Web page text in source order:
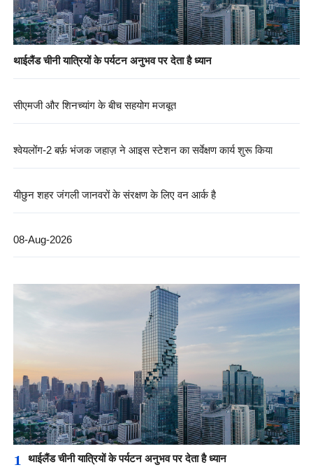
थाईलैंड चीनी यात्रियों के पर्यटन अनुभव पर देता है ध्यान
सीएमजी और शिनच्यांग के बीच सहयोग मजबूत
श्वेयलोंग-2 बर्फ़ भंजक जहाज़ ने आइस स्टेशन का सर्वेक्षण कार्य शुरू किया
यीछुन शहर जंगली जानवरों के संरक्षण के लिए वन आर्क है
08-Aug-2026
1 थाईलैंड चीनी यात्रियों के पर्यटन अनुभव पर देता है ध्यान